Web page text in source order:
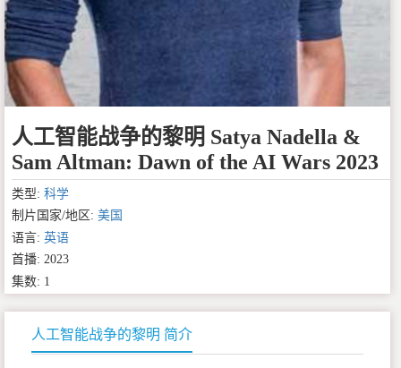
人工智能战争的黎明 Satya Nadella &
Sam Altman: Dawn of the AI Wars 2023
类型: 科学
制片国家/地区: 美国
语言: 英语
首播: 2023
集数: 1
人工智能战争的黎明 简介